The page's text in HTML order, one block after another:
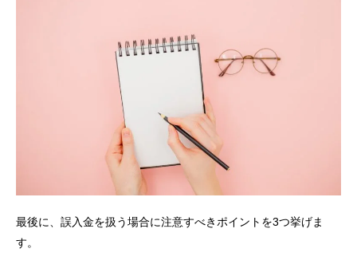
最後に、誤入金を扱う場合に注意すべきポイントを3つ挙げま
す。